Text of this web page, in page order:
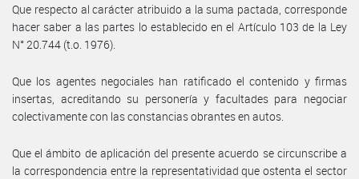
Que respecto al carácter atribuido a la suma pactada, corresponde
hacer saber a las partes lo establecido en el Artículo 103 de la Ley
N° 20.744 (t.o. 1976).
Que los agentes negociales han ratificado el contenido y firmas
insertas, acreditando su personería y facultades para negociar
colectivamente con las constancias obrantes en autos.
Que el ámbito de aplicación del presente acuerdo se circunscribe a
la correspondencia entre la representatividad que ostenta el sector